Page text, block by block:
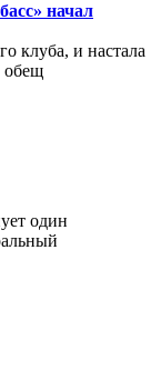
начал
клуба, и настала
обещ
один